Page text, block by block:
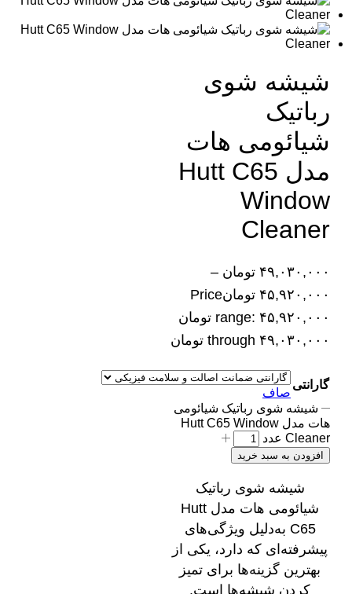
شیشه شوی
رباتیک
شیائومی هات
مدل Hutt C65
Window
Cleaner
۴۹,۰۳۰,۰۰۰ تومان –
۴۵,۹۲۰,۰۰۰ تومانPrice
range: ۴۵,۹۲۰,۰۰۰ تومان
through ۴۹,۰۳۰,۰۰۰ تومان
گارانتی
صاف
شیشه شوی رباتیک شیائومی
هات مدل Hutt C65 Window
Cleaner عدد
افزودن به سبد خرید
شیشه شوی رباتیک
شیائومی هات مدل Hutt
C65 به‌دلیل ویژگی‌های
پیشرفته‌ای که دارد، یکی از
بهترین گزینه‌ها برای تمیز
کردن شیشه‌ها است.